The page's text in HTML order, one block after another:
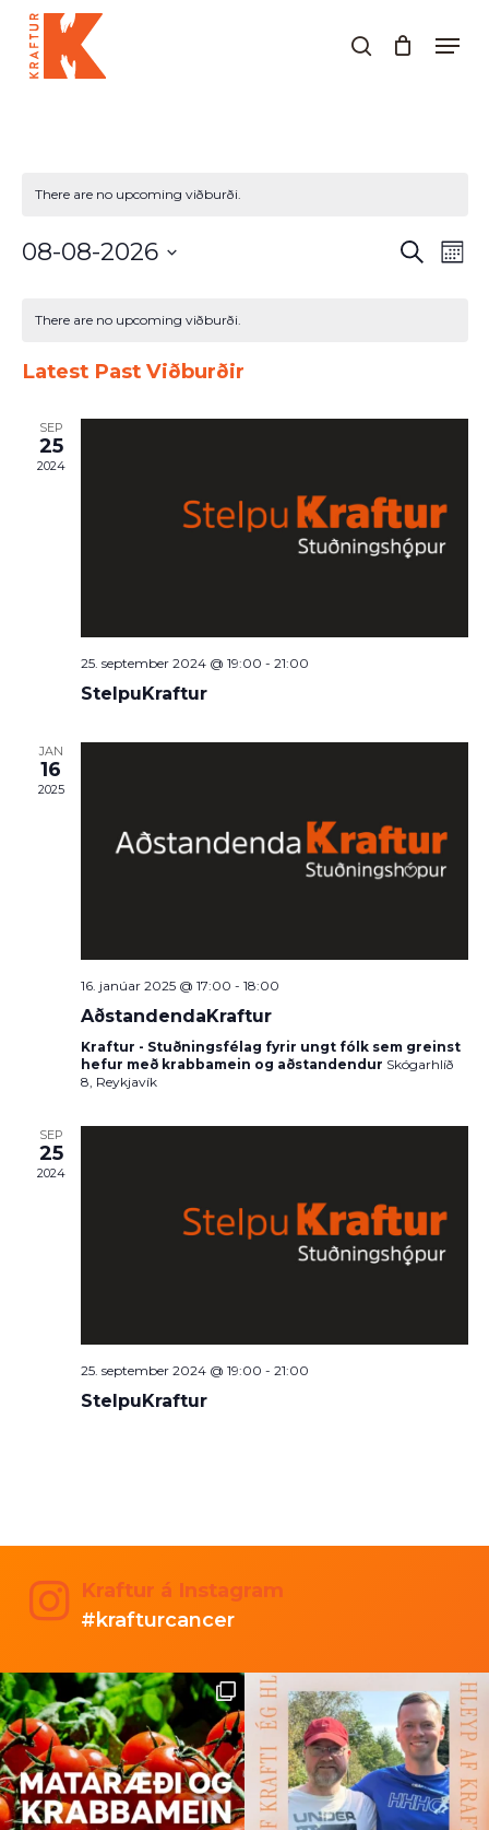
Skip
main
search
There are no upcoming viðburði.
Viðburðir
Search
Leita
08-08-2026
date.
ofThere are no upcoming viðburði.
Latest Past Viðburðir
SEP
25
2024
25. september 2024 @ 19:00 - 21:00
StelpuKraftur
JAN
16
2025
16. janúar 2025 @ 17:00 - 18:00
AðstandendaKraftur
Kraftur - Stuðningsfélag fyrir ungt fólk sem greinst
hefur með krabbamein og aðstandendur Skógarhlíð
8, Reykjavík
SEP
25
2024
25. september 2024 @ 19:00 - 21:00
StelpuKraftur
Kraftur á Instagram
#krafturcancer